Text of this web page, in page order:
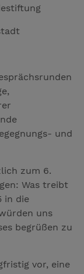
und
zum 6.
Was treibt
in die
uns
begrüßen zu
vor, eine